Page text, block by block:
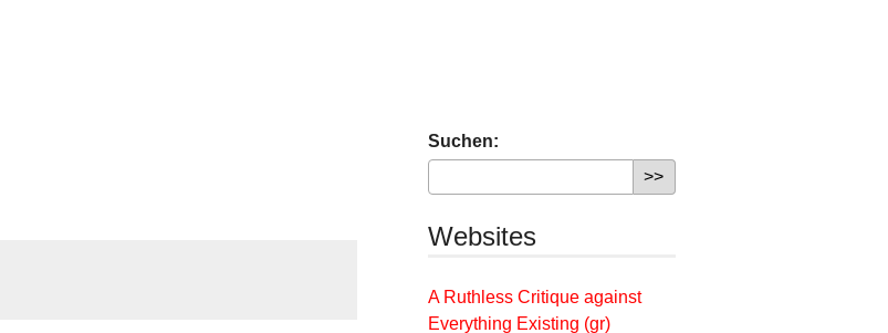
Suchen:
Websites
A Ruthless Critique against
Everything Existing (gr)